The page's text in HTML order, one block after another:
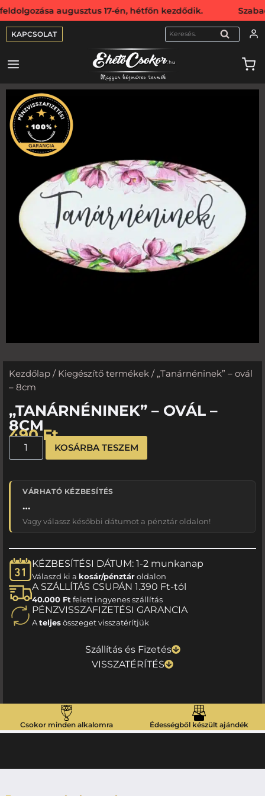
augusztus 17-én, hétfőn kezdődik.
KAPCSOLAT KERESÉS
Kezdőlap / Kiegészítő termékek / „Tanárnéninek” – ovál
– 8cm
„TANÁRNÉNINEK” – OVÁL –
8CM
490Ft
KOSÁRBA TESZEM
VÁRHATÓ KÉZBESÍTÉS
…
Vagy válassz későbbi dátumot a pénztár oldalon!
KÉZBESÍTÉSI DÁTUM: 1-2 munkanap
Válaszd ki a kosár/pénztároldalon
A SZÁLLÍTÁS CSUPÁN 1.390 Ft-tól
40.000 Ft felett ingyenes szállítás
PÉNZVISSZAFIZETÉSI GARANCIA
Ateljesösszeget visszatérítjük
Szállítás és Fizetés
VISSZATÉRÍTÉS
Csokor minden alkalomra Édességből készült ajándék